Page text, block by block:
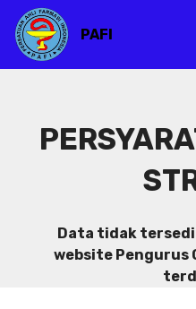
PAFI
Data tidak
website Pengurus